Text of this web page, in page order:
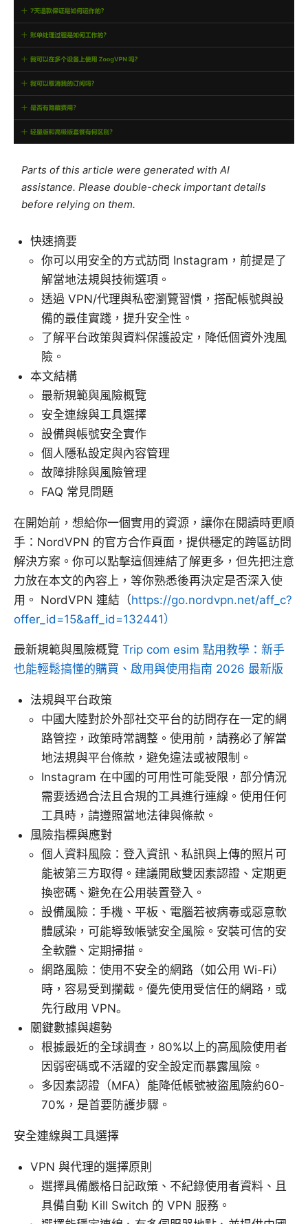
Parts of this article were generated with AI
assistance. Please double-check important details
before relying on them.
快速摘要
你可以用安全的方式訪問 Instagram，前提是了
解當地法規與技術選項。
透過 VPN/代理與私密瀏覽習慣，搭配帳號與設
備的最佳實踐，提升安全性。
了解平台政策與資料保護設定，降低個資外洩風
險。
本文結構
最新規範與風險概覽
安全連線與工具選擇
設備與帳號安全實作
個人隱私設定與內容管理
故障排除與風險管理
FAQ 常見問題
在開始前，想給你一個實用的資源，讓你在閱讀時更順
手：NordVPN 的官方合作頁面，提供穩定的跨區訪問
解決方案。你可以點擊這個連結了解更多，但先把注意
力放在本文的內容上，等你熟悉後再決定是否深入使
用。 NordVPN 連結（https://go.nordvpn.net/aff_c?
offer_id=15&aff_id=132441）
最新規範與風險概覽 Trip com esim 點用教學：新手
也能輕鬆搞懂的購買、啟用與使用指南 2026 最新版
法規與平台政策
中國大陸對於外部社交平台的訪問存在一定的網
路管控，政策時常調整。使用前，請務必了解當
地法規與平台條款，避免違法或被限制。
Instagram 在中國的可用性可能受限，部分情況
需要透過合法且合規的工具進行連線。使用任何
工具時，請遵照當地法律與條款。
風險指標與應對
個人資料風險：登入資訊、私訊與上傳的照片可
能被第三方取得。建議開啟雙因素認證、定期更
換密碼、避免在公用裝置登入。
設備風險：手機、平板、電腦若被病毒或惡意軟
體感染，可能導致帳號安全風險。安裝可信的安
全軟體、定期掃描。
網路風險：使用不安全的網路（如公用 Wi-Fi）
時，容易受到攔截。優先使用受信任的網路，或
先行啟用 VPN。
關鍵數據與趨勢
根據最近的全球調查，80%以上的高風險使用者
因弱密碼或不活躍的安全設定而暴露風險。
多因素認證（MFA）能降低帳號被盜風險約60-
70%，是首要防護步驟。
安全連線與工具選擇
VPN 與代理的選擇原則
選擇具備嚴格日記政策、不紀錄使用者資料、且
具備自動 Kill Switch 的 VPN 服務。